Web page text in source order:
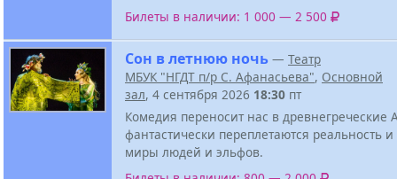
Билеты в наличии: 1 000 — 2 500
Сон в летнюю ночь — Театр
МБУК "НГДТ п/р С. Афанасьева", Основной
зал, 4 сентября 2026 18:30 пт
Комедия переносит нас в древнегреческие
фантастически переплетаются реальность
миры людей и эльфов.